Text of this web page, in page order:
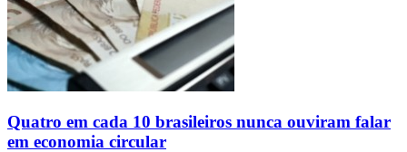
Quatro em cada 10 brasileiros nunca ouviram falar
em economia circular